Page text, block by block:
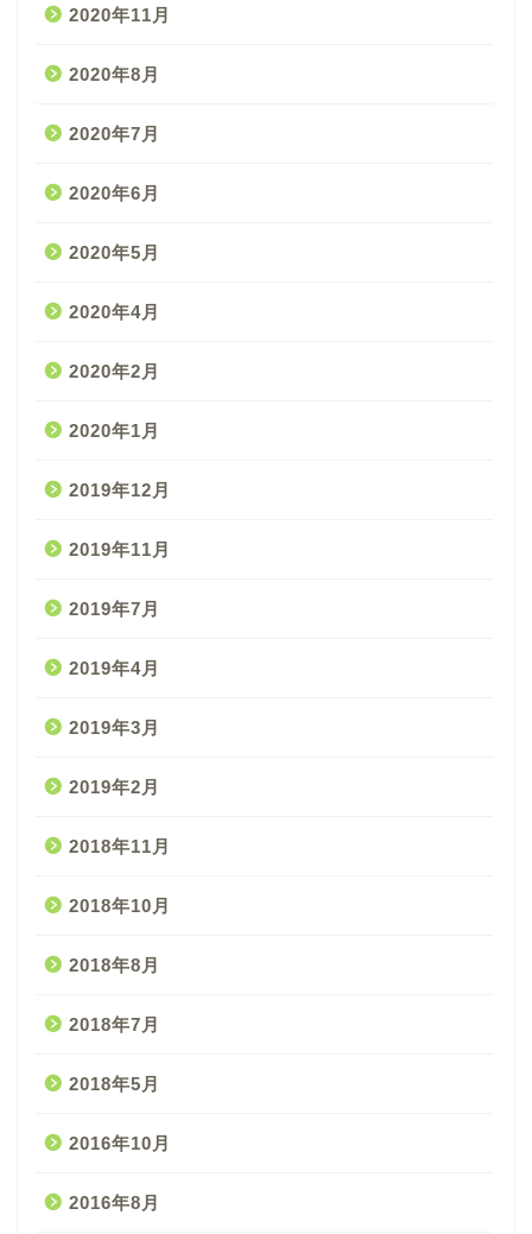
2020年11月
2020年8月
2020年7月
2020年6月
2020年5月
2020年4月
2020年2月
2020年1月
2019年12月
2019年11月
2019年7月
2019年4月
2019年3月
2019年2月
2018年11月
2018年10月
2018年8月
2018年7月
2018年5月
2016年10月
2016年8月